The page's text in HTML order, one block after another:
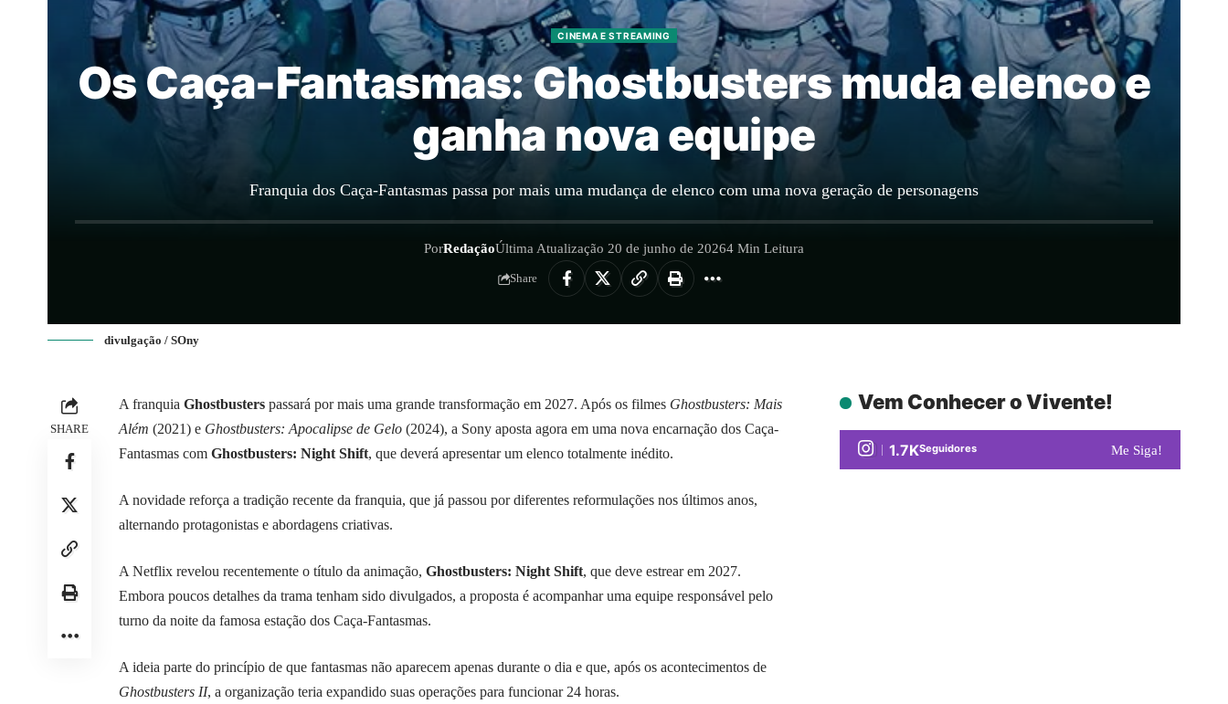
CINEMA E STREAMING
Os Caça-Fantasmas: Ghostbusters muda elenco e
ganha nova equipe
Franquia dos Caça-Fantasmas passa por mais uma mudança de elenco com uma nova geração de personagens
PorRedaçãoÚltima Atualização 20 de junho de 20264 Min Leitura
Share
divulgação / SOny
SHARE
A franquia Ghostbusters passará por mais uma grande transformação em 2027. Após os filmes Ghostbusters: Mais
Além (2021) e Ghostbusters: Apocalipse de Gelo (2024), a Sony aposta agora em uma nova encarnação dos Caça-
Fantasmas com Ghostbusters: Night Shift, que deverá apresentar um elenco totalmente inédito.
A novidade reforça a tradição recente da franquia, que já passou por diferentes reformulações nos últimos anos,
alternando protagonistas e abordagens criativas.
A Netflix revelou recentemente o título da animação, Ghostbusters: Night Shift, que deve estrear em 2027.
Embora poucos detalhes da trama tenham sido divulgados, a proposta é acompanhar uma equipe responsável pelo
turno da noite da famosa estação dos Caça-Fantasmas.
A ideia parte do princípio de que fantasmas não aparecem apenas durante o dia e que, após os acontecimentos de
Ghostbusters II, a organização teria expandido suas operações para funcionar 24 horas.
Vem Conhecer o Vivente!
1.7KSeguidores Me Siga!